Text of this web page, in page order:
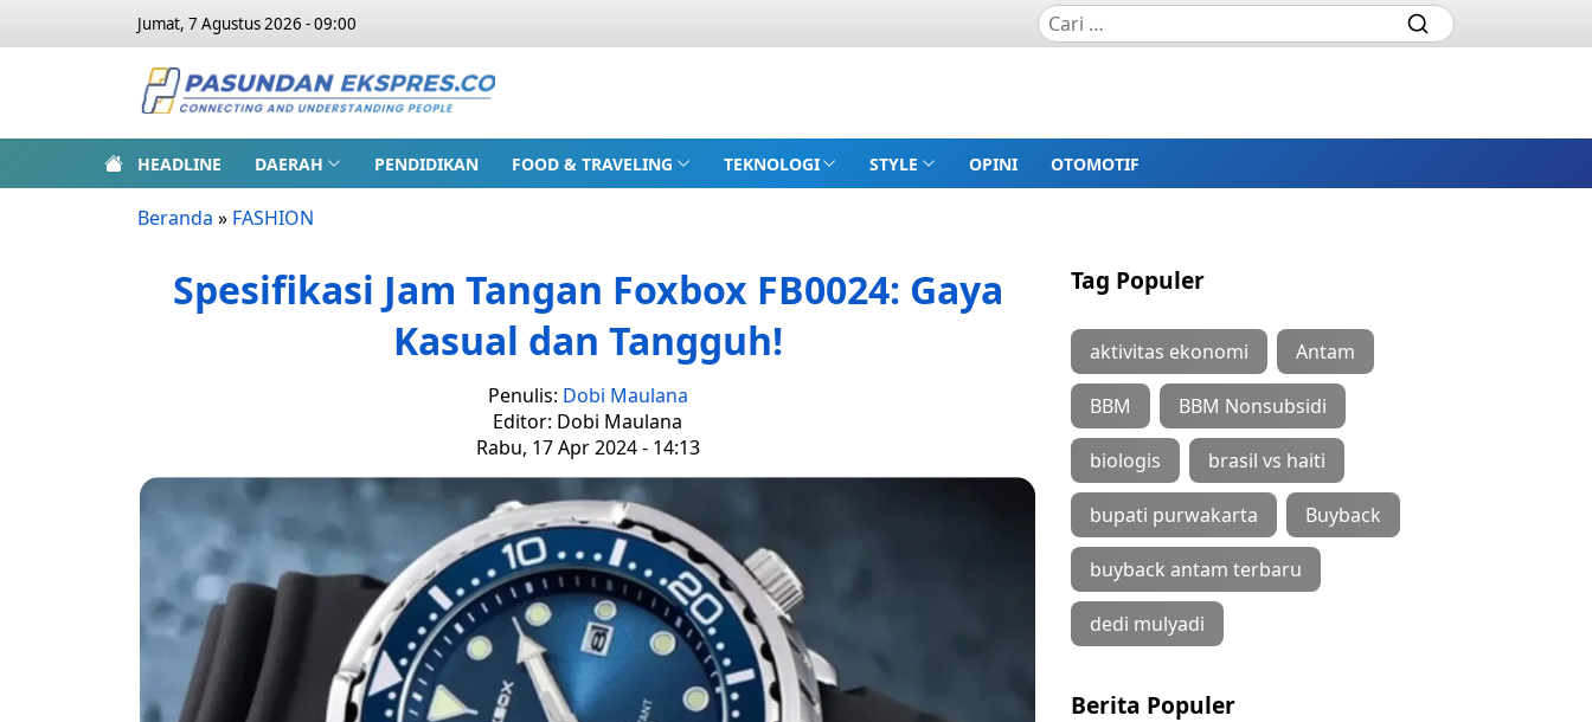
Jumat, 7 Agustus 2026 - 09:00
HEADLINE DAERAH PENDIDIKAN FOOD & TRAVELING TEKNOLOGI STYLE OPINI OTOMOTIF
Beranda » FASHION
Spesifikasi Jam Tangan Foxbox FB0024: Gaya
Kasual dan Tangguh!
Penulis: Dobi Maulana
Editor: Dobi Maulana
Rabu, 17 Apr 2024 - 14:13
Tag Populer
aktivitas ekonomi Antam
BBM BBM Nonsubsidi
biologis brasil vs haiti
bupati purwakarta Buyback
buyback antam terbaru
dedi mulyadi
Berita Populer